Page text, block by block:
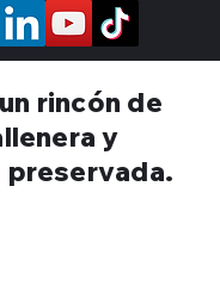
rincón de
y
preservada.